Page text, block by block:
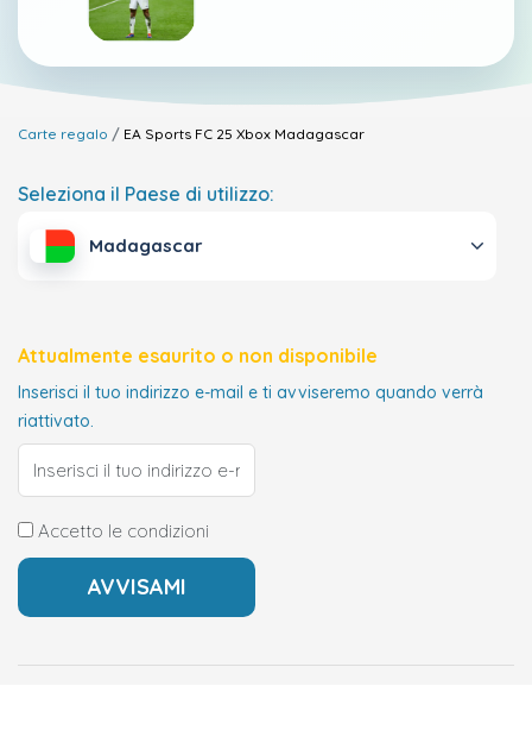
Carte regalo EA Sports FC 25 Xbox Madagascar
Seleziona il Paese di utilizzo:
Madagascar
Attualmente esaurito o non disponibile
Inserisci il tuo indirizzo e-mail e ti avviseremo quando verrà
riattivato.
Accetto le condizioni